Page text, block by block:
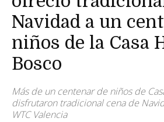
Navidad a un
niños de la Casa
Bosco
Más de un centenar de niños de
disfrutaron tradicional cena de
WTC Valencia